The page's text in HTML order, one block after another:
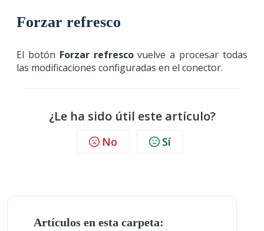
Forzar refresco
El botón Forzar refrescovuelve a procesar todas
las modificaciones configuradas en el conector.
¿Le ha sido útil este artículo?
No Sí
Artículos en esta carpeta: